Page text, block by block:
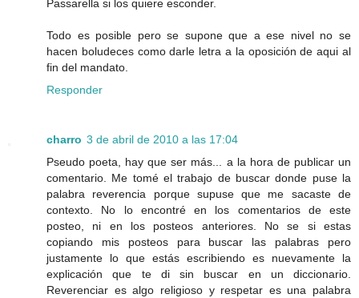
Passarella si los quiere esconder.
Todo es posible pero se supone que a ese nivel no se
hacen boludeces como darle letra a la oposición de aqui al
fin del mandato.
Responder
charro 3 de abril de 2010 a las 17:04
Pseudo poeta, hay que ser más... a la hora de publicar un
comentario. Me tomé el trabajo de buscar donde puse la
palabra reverencia porque supuse que me sacaste de
contexto. No lo encontré en los comentarios de este
posteo, ni en los posteos anteriores. No se si estas
copiando mis posteos para buscar las palabras pero
justamente lo que estás escribiendo es nuevamente la
explicación que te di sin buscar en un diccionario.
Reverenciar es algo religioso y respetar es una palabra